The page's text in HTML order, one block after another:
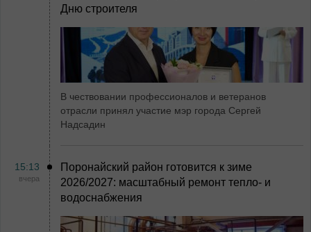
Дню строителя
В чествовании профессионалов и ветеранов
отрасли принял участие мэр города Сергей
Надсадин
15:13
вчера
Поронайский район готовится к зиме
2026/2027: масштабный ремонт тепло- и
водоснабжения